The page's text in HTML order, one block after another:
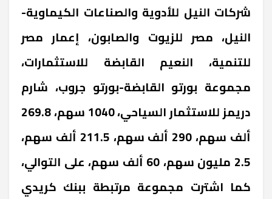
شركات النيل للأدوية والصناعات الكيماوية-
النيل، مصر للزيوت والصابون، إعمار مصر
للتنمية، النعيم القابضة للاستثمارات،
مجموعة بورتو القابضة-بورتو جروب، شارم
دريمز للاستثمار السياحي، 1040 سهم، 269.8
ألف سهم، 290 ألف سهم، 211.5 ألف سهم،
2.5 مليون سهم، 60 ألف سهم، على التوالي،
كما اشترت مجموعة مرتبطة ببنك كريدي